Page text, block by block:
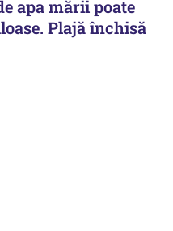
apa mării poate
Plajă închisă